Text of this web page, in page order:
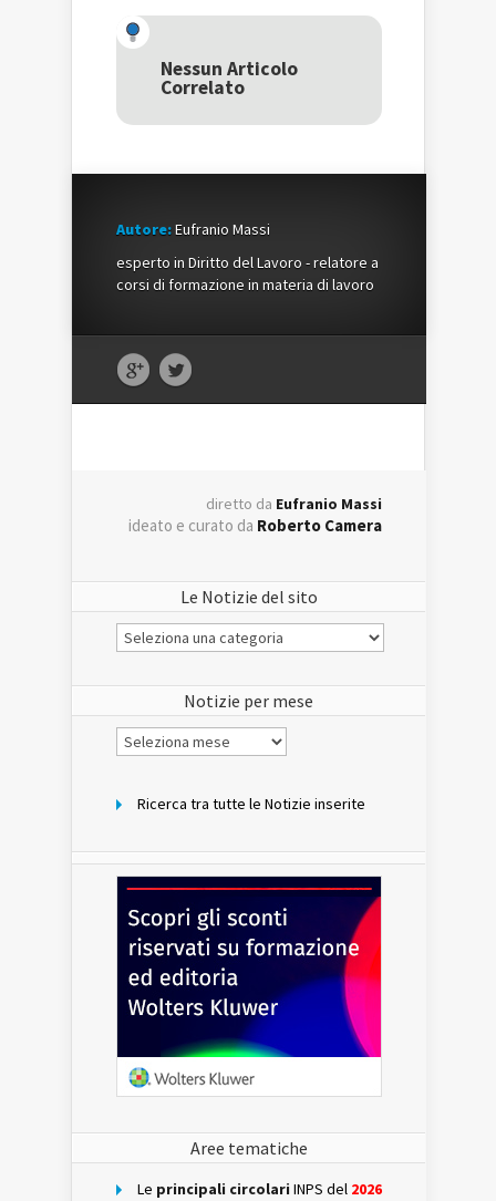
una
nuova
finestra)
nuova
finestra)
una
nuova
Nessun Articolo
Correlato
Autore:Eufranio Massi
esperto in Diritto del Lavoro - relatore a
corsi di formazione in materia di lavoro
diretto da Eufranio Massi
ideato e curato da Roberto Camera
Le Notizie del sito
Le
Notizie
Notizie per mese
Notizie
per
Ricerca tra tutte le Notizie inserite
Aree tematiche
Le principali circolari INPS del 2026